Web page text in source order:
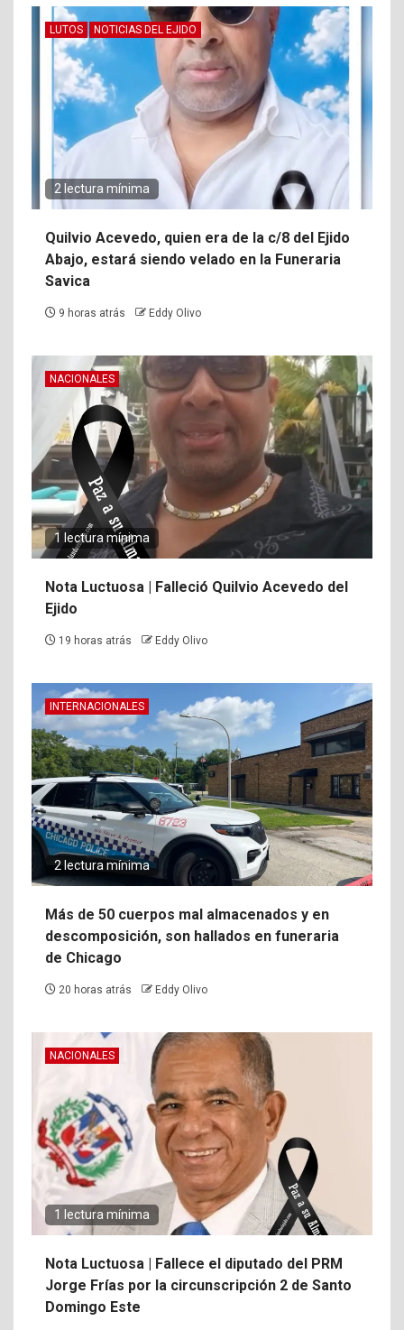
LUTOS NOTICIAS DEL EJIDO
2 lectura mínima
Quilvio Acevedo, quien era de la c/8 del Ejido
Abajo, estará siendo velado en la Funeraria
Savica
9 horas atrás Eddy Olivo
NACIONALES
1 lectura mínima
Nota Luctuosa | Falleció Quilvio Acevedo del
Ejido
19 horas atrás Eddy Olivo
INTERNACIONALES
2 lectura mínima
Más de 50 cuerpos mal almacenados y en
descomposición, son hallados en funeraria
de Chicago
20 horas atrás Eddy Olivo
NACIONALES
1 lectura mínima
Nota Luctuosa | Fallece el diputado del PRM
Jorge Frías por la circunscripción 2 de Santo
Domingo Este